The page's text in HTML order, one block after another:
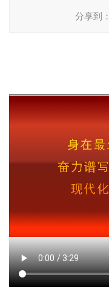
分享到：